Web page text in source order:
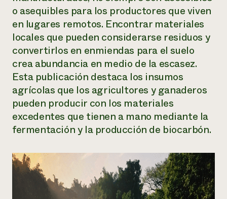
un
Llame a la
directa de
1-800-346-
o asequibles para los productores que viven
en lugares remotos. Encontrar materiales
locales que pueden considerarse residuos y
convertirlos en enmiendas para el suelo
crea abundancia en medio de la escasez.
Esta publicación destaca los insumos
agrícolas que los agricultores y ganaderos
pueden producir con los materiales
excedentes que tienen a mano mediante la
fermentación y la producción de biocarbón.